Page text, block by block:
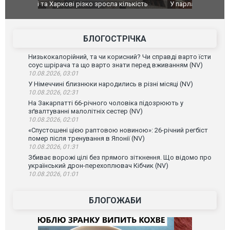
У парламенті Косово прем'єра закидали яйцями
Приїхав
до
зіркового
БЛОГОСТРІЧКА
Низькокалорійний, та чи корисний? Чи справді варто їсти
соус шрірача та що варто знати перед вживанням (NV)
10.08.2026, 03:01
У Німеччині близнюки народились в різні місяці (NV)
10.08.2026, 02:31
На Закарпатті 66-річного чоловіка підозрюють у
зґвалтуванні малолітніх сестер (NV)
10.08.2026, 02:01
«Спустошені цією раптовою новиною»: 26-річний регбіст
помер після тренування в Японії (NV)
10.08.2026, 01:31
Збиває ворожі цілі без прямого зіткнення. Що відомо про
український дрон-перехоплювач Кібчик (NV)
10.08.2026, 01:01
БЛОГОЖАБИ